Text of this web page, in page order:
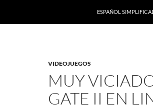
ESPAÑOL
VIDEOJUEGOS
MUY
GATE II EN